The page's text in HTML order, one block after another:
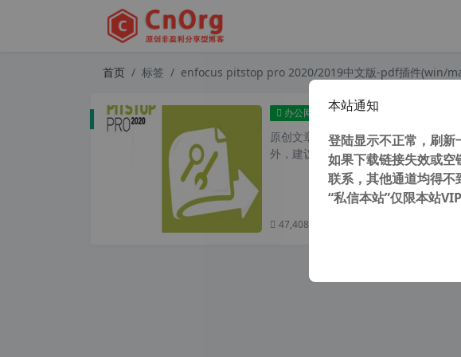
首页 标签 enfocus pitstop pro 2020/2019中文版-pdf插件(win/
办公网络 PDF一键转曲插件 Enfocus PitStop
原创文章，转载请注明： 转载自
外，建议避开晚上的访问高...
47,408 次浏览
本站通知
登陆显示不正常，刷新
如果下载链接失效或空
联系，其他通道均得
“私信本站”仅限本站